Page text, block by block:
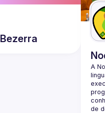
Bezerra
A